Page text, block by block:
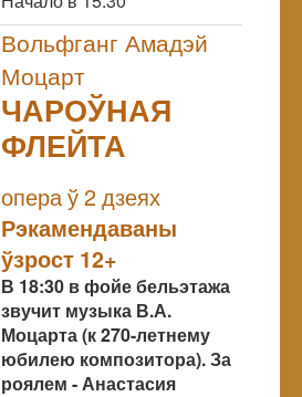
Вольфганг Амадэй
Моцарт
ЧАРОЎНАЯ
ФЛЕЙТА
опера ў 2 дзеях
Рэкамендаваны
ўзрост 12+
В 18:30 в фойе бельэтажа
звучит музыка В.А.
Моцарта (к 270-летнему
юбилею композитора). За
роялем - Анастасия